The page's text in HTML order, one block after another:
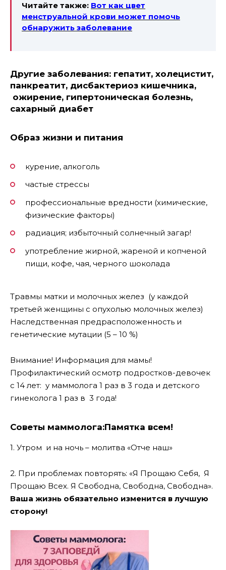
Читайте также: Вот как цвет
менструальной крови может помочь
обнаружить заболевание
Другие заболевания: гепатит, холецистит,
панкреатит, дисбактериоз кишечника,
ожирение, гипертоническая болезнь,
сахарный диабет
Образ жизни и питания
курение, алкоголь
частые стрессы
профессиональные вредности (химические,
физические факторы)
радиация; избыточный солнечный загар!
употребление жирной, жареной и копченой
пищи, кофе, чая, черного шоколада
Травмы матки и молочных желез (у каждой
третьей женщины с опухолью молочных желез)
Наследственная предрасположенность и
генетические мутации (5 – 10 %)
Внимание! Информация для мамы!
Профилактический осмотр подростков-девочек
с 14 лет: у маммолога 1 раз в 3 года и детского
гинеколога 1 раз в 3 года!
Советы маммолога:Памятка всем!
1. Утром и на ночь – молитва «Отче наш»
2. При проблемах повторять: «Я Прощаю Себя, Я
Прощаю Всех. Я Свободна, Свободна, Свободна».
Ваша жизнь обязательно изменится в лучшую
сторону!